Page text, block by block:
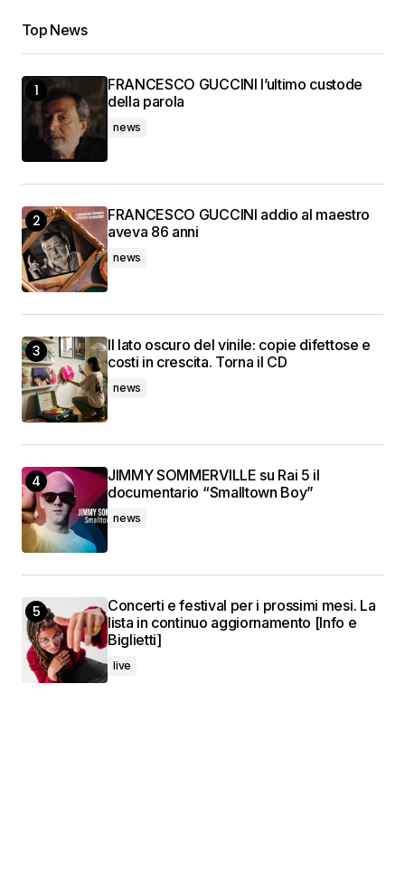
Top News
FRANCESCO GUCCINI l’ultimo custode
della parola
news
FRANCESCO GUCCINI addio al maestro
aveva 86 anni
news
Il lato oscuro del vinile: copie difettose e
costi in crescita. Torna il CD
news
JIMMY SOMMERVILLE su Rai 5 il
documentario “Smalltown Boy”
news
Concerti e festival per i prossimi mesi. La
lista in continuo aggiornamento [Info e
Biglietti]
live